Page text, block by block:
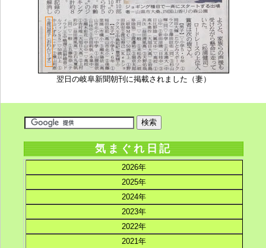
翌日の岐阜新聞朝刊に掲載されました（妻）
気まぐれ日記